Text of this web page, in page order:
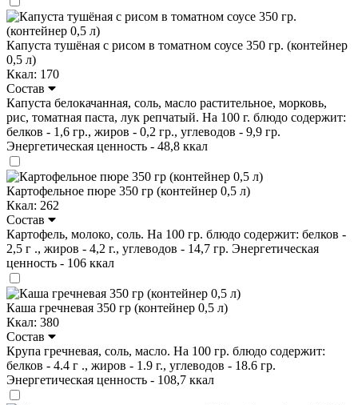
Капуста тушёная с рисом в томатном соусе 350 гр. (контейнер
0,5 л)
Ккал: 170
Состав
Капуста белокачанная, соль, масло растительное, морковь,
рис, томатная паста, лук репчатый. На 100 г. блюдо содержит:
белков - 1,6 гр., жиров - 0,2 гр., углеводов - 9,9 гр.
Энергетическая ценность - 48,8 ккал
Картофельное пюре 350 гр (контейнер 0,5 л)
Ккал: 262
Состав
Картофель, молоко, соль. На 100 гр. блюдо содержит: белков -
2,5 г ., жиров - 4,2 г., углеводов - 14,7 гр. Энергетическая
ценность - 106 ккал
Каша гречневая 350 гр (контейнер 0,5 л)
Ккал: 380
Состав
Крупа гречневая, соль, масло. На 100 гр. блюдо содержит:
белков - 4.4 г ., жиров - 1.9 г., углеводов - 18.6 гр.
Энергетическая ценность - 108,7 ккал